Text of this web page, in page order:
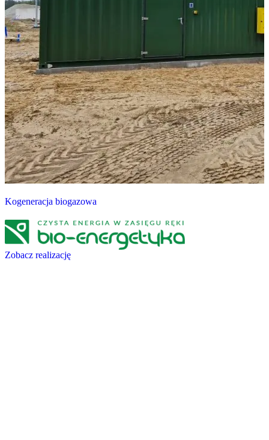
Kogeneracja biogazowa
Zobacz realizację